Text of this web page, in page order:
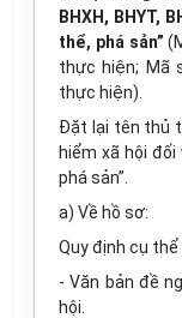
BHXH, BHYT,
thể, phá sản”
thực hiện; Mã
thực hiện).
Đặt lại tên thủ
hiểm xã hội
phá sản”.
a) Về hồ sơ:
Quy định cụ
- Văn bản đề
hội.